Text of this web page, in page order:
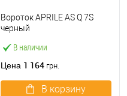
В наличии
Вороток APRILE AS Q 7S
черный
Цена 1 164 грн.
В корзину